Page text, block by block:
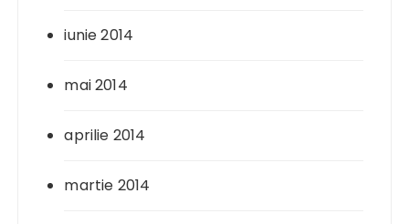
iunie 2014
mai 2014
aprilie 2014
martie 2014